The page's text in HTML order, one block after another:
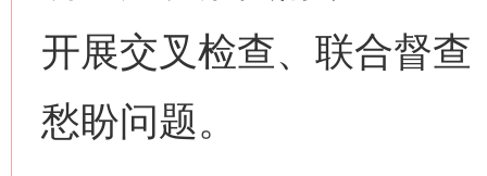
开展交叉检查、联合督
愁盼问题。